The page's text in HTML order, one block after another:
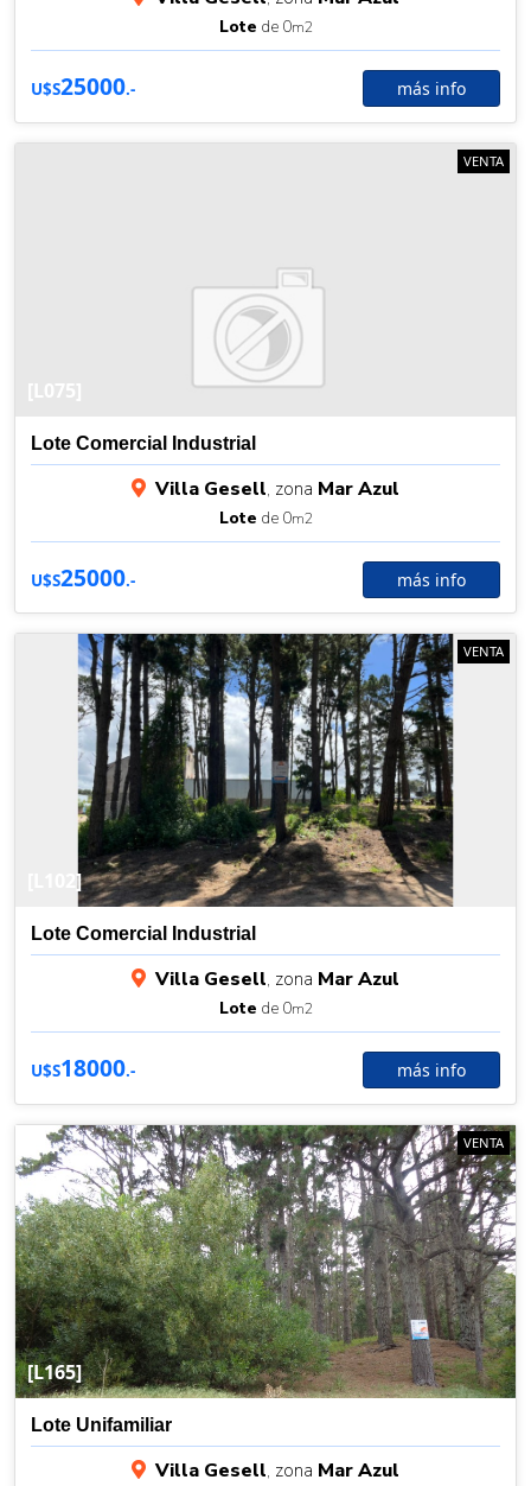
Lote de 0m2
U$S25000.- más info
VENTA
Lote Comercial Industrial
Villa Gesell, zona Mar Azul
Lote de 0m2
U$S25000.- más info
[L102]
VENTA
Lote Comercial Industrial
Villa Gesell, zona Mar Azul
Lote de 0m2
U$S18000.- más info
[L165]
VENTA
Lote Unifamiliar
Villa Gesell, zona Mar Azul